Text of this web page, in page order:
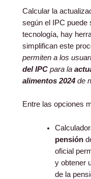
Calcular la
según el IPC puede
tecnología, hay
simplifican este
permiten a los
del IPC para la
alimentos 2024 de
Entre las opciones
pensión
oficial
y obtener
de la